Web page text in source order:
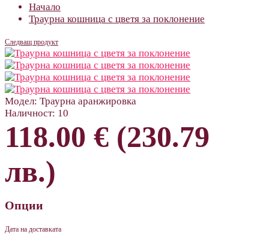
Начало
Траурна кошница с цветя за поклонение
Следващ продукт
Модел: Траурна аранжировка
Наличност: 10
118.00 € (230.79
лв.)
Опции
Дата на доставката